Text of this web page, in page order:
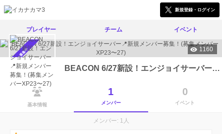
新規登録・ログイン
プレイヤー チーム イベント
メンバー募集中 1160
BEACON 6/27新設！エンジョイサーバー📍新規メンバー募集！(募集メンバーXP23〜27)
基本情報
1
メンバー
0
イベント
メンバー: 1人